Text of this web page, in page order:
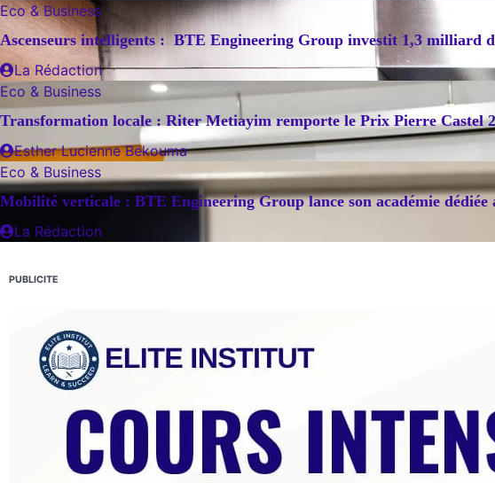
Eco & Business
Ascenseurs intelligents : BTE Engineering Group investit 1,3 milliard
La Rédaction
Eco & Business
Transformation locale : Riter Metiayim remporte le Prix Pierre Castel
Esther Lucienne Bekouma
Eco & Business
Mobilité verticale : BTE Engineering Group lance son académie dédiée
La Rédaction
PUBLICITE